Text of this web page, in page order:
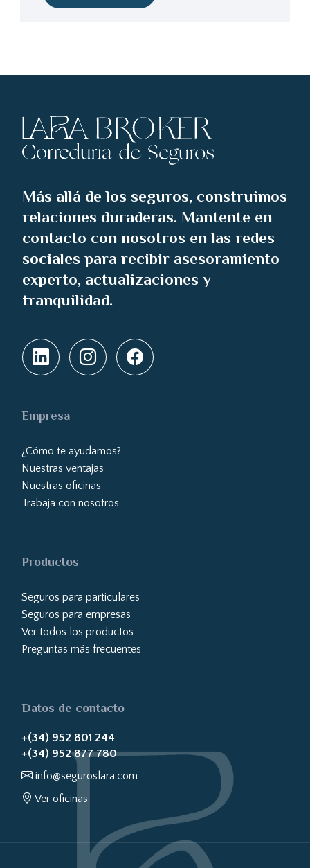
Más allá de los seguros, construimos
relaciones duraderas. Mantente en
contacto con nosotros en las redes
sociales para recibir asesoramiento
experto, actualizaciones y
tranquilidad.
Empresa
¿Cómo te ayudamos?
Nuestras ventajas
Nuestras oficinas
Trabaja con nosotros
Productos
Seguros para particulares
Seguros para empresas
Ver todos los productos
Preguntas más frecuentes
Datos de contacto
+(34) 952 801 244
+(34) 952 877 780
info@seguroslara.com
Ver oficinas